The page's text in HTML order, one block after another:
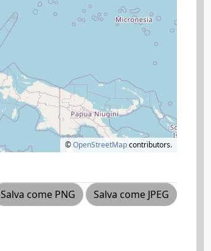
©OpenStreetMapcontributors.
Salva come PNG
Salva come JPEG